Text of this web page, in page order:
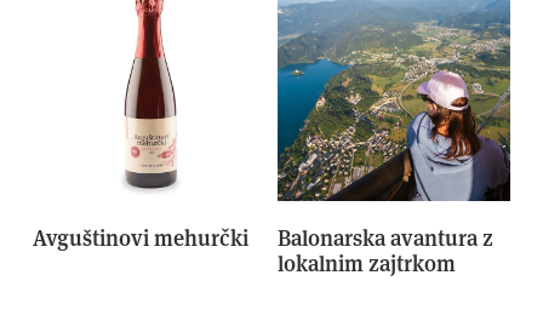
Avguštinovi mehurčki
Balonarska avantura z
lokalnim zajtrkom